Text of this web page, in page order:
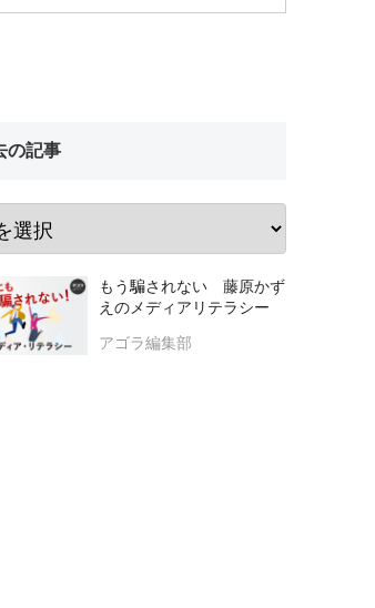
の記事
もう騙されない 藤原かず
えのメディアリテラシー
アゴラ編集部